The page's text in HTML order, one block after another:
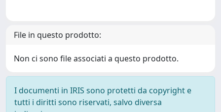
File in questo prodotto:
Non ci sono file associati a questo prodotto.
I documenti in IRIS sono protetti da copyright e
tutti i diritti sono riservati, salvo diversa